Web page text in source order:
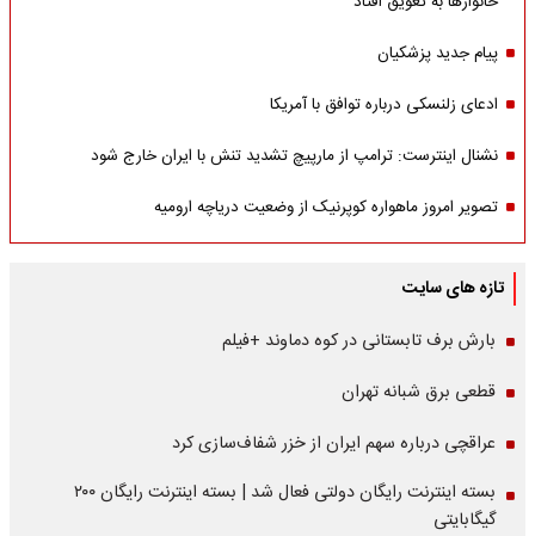
پیام جدید پزشکیان
ادعای زلنسکی درباره توافق با آمریکا
نشنال اینترست: ترامپ از مارپیچ تشدید تنش با ایران خارج شود
تصویر امروز ماهواره کوپرنیک از وضعیت دریاچه ارومیه
تازه های سایت
بارش برف تابستانی در کوه دماوند +فیلم
قطعی برق شبانه تهران
عراقچی درباره سهم ایران از خزر شفاف‌سازی کرد
بسته اینترنت رایگان دولتی فعال شد | بسته اینترنت رایگان ۲۰۰
گیگابایتی